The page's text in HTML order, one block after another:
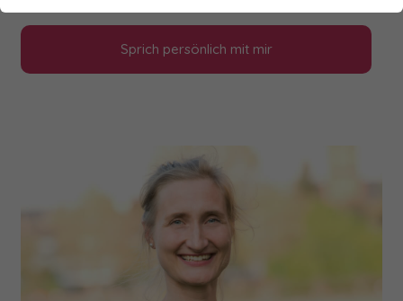
Sprich persönlich mit mir